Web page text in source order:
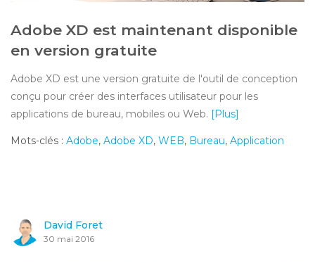
Adobe XD est maintenant disponible
en version gratuite
Adobe XD est une version gratuite de l'outil de conception
conçu pour créer des interfaces utilisateur pour les
applications de bureau, mobiles ou Web. [Plus]
Mots-clés : Adobe, Adobe XD, WEB, Bureau, Application
David Foret
30 mai 2016